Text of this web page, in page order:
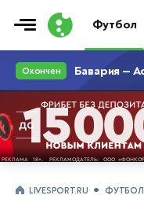
Футбол
LIVESPORT.RU ФУТБОЛ